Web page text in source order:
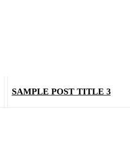
SAMPLE POST TITLE 3